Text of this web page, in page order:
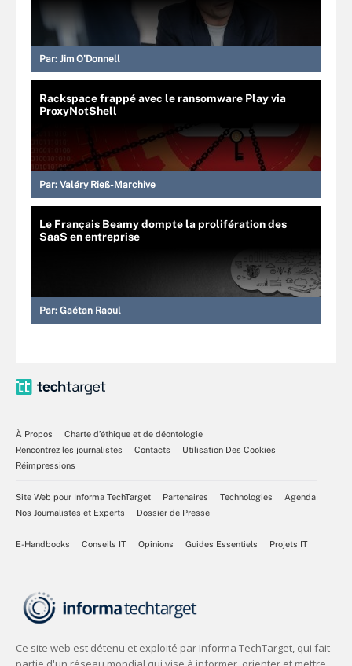
Par: Jim O'Donnell
Rackspace frappé avec le ransomware Play via
ProxyNotShell
Par: Valéry Rieß-Marchive
Le Français Beamy dompte la prolifération des
SaaS en entreprise
Par: Gaétan Raoul
À Propos
Charte d’éthique et de déontologie
Rencontrez les journalistes
Contacts
Utilisation Des Cookies
Réimpressions
Site Web pour Informa TechTarget Partenaires Technologies
Agenda
Nos Journalistes et Experts
Dossier de Presse
E-Handbooks Conseils IT Opinions Guides Essentiels Projets IT